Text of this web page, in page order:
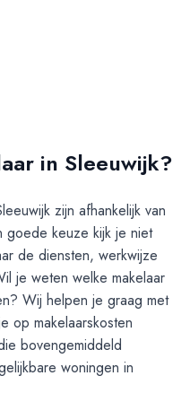
in Sleeuwijk?
zijn afhankelijk van
goede keuze kijk je niet
de diensten, werkwijze
je weten welke makelaar
Wij helpen je graag met
op makelaarskosten
bovengemiddeld
woningen in